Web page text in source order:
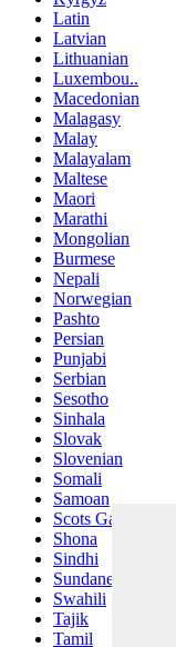
Latin
Latvian
Lithuanian
Luxembou..
Macedonian
Malagasy
Malay
Malayalam
Maltese
Maori
Marathi
Mongolian
Burmese
Nepali
Norwegian
Pashto
Persian
Punjabi
Serbian
Sesotho
Sinhala
Slovak
Slovenian
Somali
Samoan
Scots Gaelic
Shona
Sindhi
Sundanese
Swahili
Tajik
Tamil